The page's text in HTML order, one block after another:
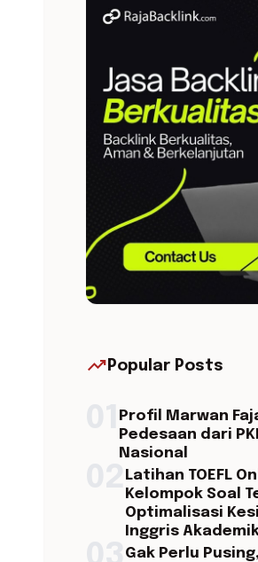
trending_up Popular Posts
Profil Marwan
Pedesaan dari
Nasional
Latihan TOEFL
Kelompok Soal
Optimalisasi
Inggris
Gak Perlu